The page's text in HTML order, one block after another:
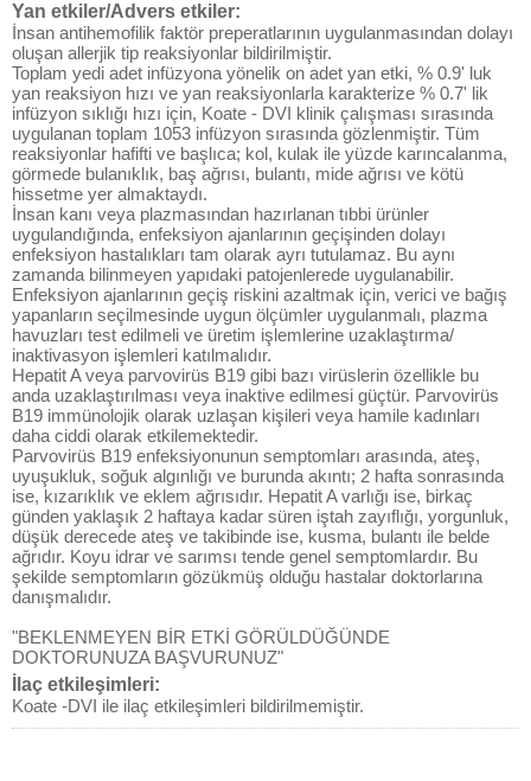
Yan etkiler/Advers etkiler:
İnsan antihemofilik faktör preperatlarının uygulanmasından dolayı
oluşan allerjik tip reaksiyonlar bildirilmiştir.
Toplam yedi adet infüzyona yönelik on adet yan etki, % 0.9' luk
yan reaksiyon hızı ve yan reaksiyonlarla karakterize % 0.7' lik
infüzyon sıklığı hızı için, Koate - DVI klinik çalışması sırasında
uygulanan toplam 1053 infüzyon sırasında gözlenmiştir. Tüm
reaksiyonlar hafifti ve başlıca; kol, kulak ile yüzde karıncalanma,
görmede bulanıklık, baş ağrısı, bulantı, mide ağrısı ve kötü
hissetme yer almaktaydı.
İnsan kanı veya plazmasından hazırlanan tıbbi ürünler
uygulandığında, enfeksiyon ajanlarının geçişinden dolayı
enfeksiyon hastalıkları tam olarak ayrı tutulamaz. Bu aynı
zamanda bilinmeyen yapıdaki patojenlerede uygulanabilir.
Enfeksiyon ajanlarının geçiş riskini azaltmak için, verici ve bağış
yapanların seçilmesinde uygun ölçümler uygulanmalı, plazma
havuzları test edilmeli ve üretim işlemlerine uzaklaştırma/
inaktivasyon işlemleri katılmalıdır.
Hepatit A veya parvovirüs B19 gibi bazı virüslerin özellikle bu
anda uzaklaştırılması veya inaktive edilmesi güçtür. Parvovirüs
B19 immünolojik olarak uzlaşan kişileri veya hamile kadınları
daha ciddi olarak etkilemektedir.
Parvovirüs B19 enfeksiyonunun semptomları arasında, ateş,
uyuşukluk, soğuk algınlığı ve burunda akıntı; 2 hafta sonrasında
ise, kızarıklık ve eklem ağrısıdır. Hepatit A varlığı ise, birkaç
günden yaklaşık 2 haftaya kadar süren iştah zayıflığı, yorgunluk,
düşük derecede ateş ve takibinde ise, kusma, bulantı ile belde
ağrıdır. Koyu idrar ve sarımsı tende genel semptomlardır. Bu
şekilde semptomların gözükmüş olduğu hastalar doktorlarına
danışmalıdır.
"BEKLENMEYEN BİR ETKİ GÖRÜLDÜĞÜNDE
DOKTORUNUZA BAŞVURUNUZ"
İlaç etkileşimleri:
Koate -DVI ile ilaç etkileşimleri bildirilmemiştir.